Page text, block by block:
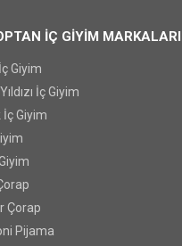
İÇ GİYİM MARKALARI
Giyim
İç Giyim
Giyim
Çorap
Pijama